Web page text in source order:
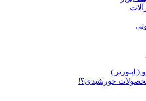
اینورتر )
خورشیدی؟!